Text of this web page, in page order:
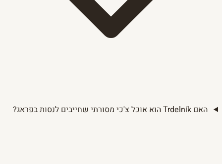
האם Trdelník הוא אוכל צ'כי מסורתי שחייבים לנסות בפראג?